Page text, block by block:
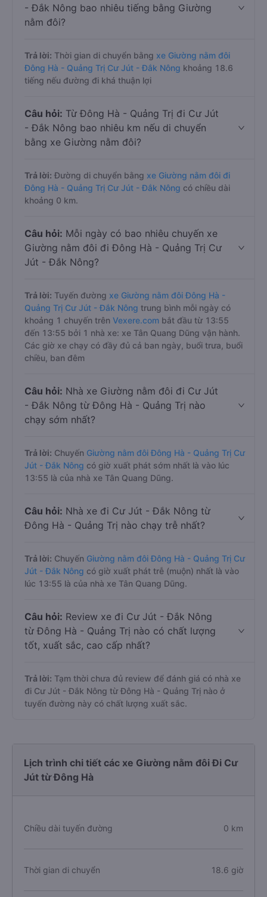
- Đắk Nông bao nhiêu tiếng bằng Giường
nằm đôi?
Trả lời: Thời gian di chuyển bằng xe Giường nằm đôi
Đông Hà - Quảng Trị Cư Jút - Đắk Nông khoảng 18.6
tiếng nếu đường đi khá thuận lợi
Câu hỏi: Từ Đông Hà - Quảng Trị đi Cư Jút
- Đắk Nông bao nhiêu km nếu di chuyển
bằng xe Giường nằm đôi?
Trả lời: Đường di chuyển bằng xe Giường nằm đôi đi
Đông Hà - Quảng Trị Cư Jút - Đắk Nông có chiều dài
khoảng 0 km.
Câu hỏi: Mỗi ngày có bao nhiêu chuyến xe
Giường nằm đôi đi Đông Hà - Quảng Trị Cư
Jút - Đắk Nông?
Trả lời: Tuyến đường xe Giường nằm đôi Đông Hà -
Quảng Trị Cư Jút - Đắk Nông trung bình mỗi ngày có
khoảng 1 chuyến trên Vexere.com bắt đầu từ 13:55
đến 13:55 bởi 1 nhà xe: xe Tân Quang Dũng vận hành.
Các giờ xe chạy có đầy đủ cả ban ngày, buổi trưa, buổi
chiều, ban đêm
Câu hỏi: Nhà xe Giường nằm đôi đi Cư Jút
- Đắk Nông từ Đông Hà - Quảng Trị nào
chạy sớm nhất?
Trả lời: Chuyến Giường nằm đôi Đông Hà - Quảng Trị Cư
Jút - Đắk Nông có giờ xuất phát sớm nhất là vào lúc
13:55 là của nhà xe Tân Quang Dũng.
Câu hỏi: Nhà xe đi Cư Jút - Đắk Nông từ
Đông Hà - Quảng Trị nào chạy trễ nhất?
Trả lời: Chuyến Giường nằm đôi Đông Hà - Quảng Trị Cư
Jút - Đắk Nông có giờ xuất phát trễ (muộn) nhất là vào
lúc 13:55 là của nhà xe Tân Quang Dũng.
Câu hỏi: Review xe đi Cư Jút - Đắk Nông
từ Đông Hà - Quảng Trị nào có chất lượng
tốt, xuất sắc, cao cấp nhất?
Trả lời: Tạm thời chưa đủ review để đánh giá có nhà xe
đi Cư Jút - Đắk Nông từ Đông Hà - Quảng Trị nào ở
tuyến đường này có chất lượng xuất sắc.
Lịch trình chi tiết các xe Giường nằm đôi Đi Cư
Jút từ Đông Hà
Chiều dài tuyến đường 0 km
Thời gian di chuyển 18.6 giờ